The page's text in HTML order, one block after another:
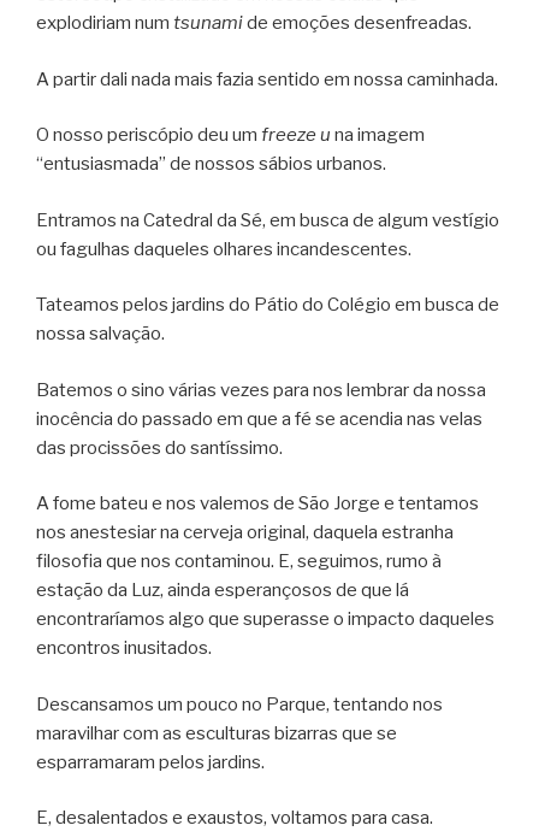
explodiriam num tsunamide emoções desenfreadas.
A partir dali nada mais fazia sentido em nossa caminhada.
O nosso periscópio deu um freeze u na imagem
“entusiasmada” de nossos sábios urbanos.
Entramos na Catedral da Sé, em busca de algum vestígio
ou fagulhas daqueles olhares incandescentes.
Tateamos pelos jardins do Pátio do Colégio em busca de
nossa salvação.
Batemos o sino várias vezes para nos lembrar da nossa
inocência do passado em que a fé se acendia nas velas
das procissões do santíssimo.
A fome bateu e nos valemos de São Jorge e tentamos
nos anestesiar na cerveja original, daquela estranha
filosofia que nos contaminou. E, seguimos, rumo à
estação da Luz, ainda esperançosos de que lá
encontraríamos algo que superasse o impacto daqueles
encontros inusitados.
Descansamos um pouco no Parque, tentando nos
maravilhar com as esculturas bizarras que se
esparramaram pelos jardins.
E, desalentados e exaustos, voltamos para casa.